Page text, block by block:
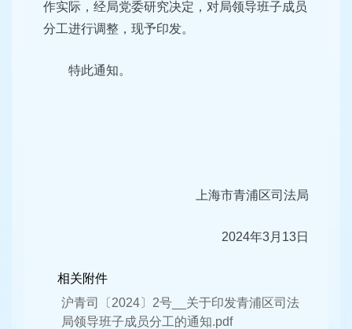
作实际，经局党委研究决定，对局领导班子成员
分工进行调整，现予印发。
特此通知。
上海市青浦区司法局
2024年3月13日
相关附件
沪青司〔2024〕2号__关于印发青浦区司法
局领导班子成员分工的通知.pdf